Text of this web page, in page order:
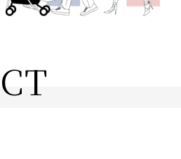
CT